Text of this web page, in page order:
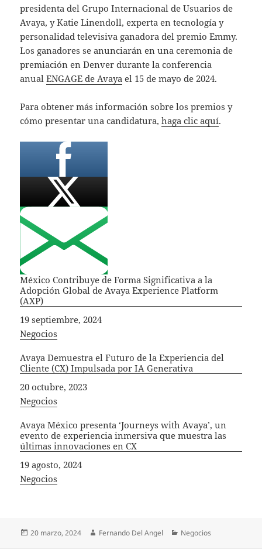
presidenta del Grupo Internacional de Usuarios de
Avaya, y Katie Linendoll, experta en tecnología y
personalidad televisiva ganadora del premio Emmy.
Los ganadores se anunciarán en una ceremonia de
premiación en Denver durante la conferencia
anualENGAGE de Avaya el 15 de mayo de 2024.
Para obtener más información sobre los premios y
cómo presentar una candidatura,haga clic aquí.
México Contribuye de Forma Significativa a la
Adopción Global de Avaya Experience Platform
(AXP)
Fecha
19 septiembre, 2024
In relation to
Negocios
Avaya Demuestra el Futuro de la Experiencia del
Cliente (CX) Impulsada por IA Generativa
Fecha
20 octubre, 2023
In relation to
Negocios
Avaya México presenta ‘Journeys with Avaya’, un
evento de experiencia inmersiva que muestra las
últimas innovaciones en CX
Fecha
19 agosto, 2024
In relation to
Negocios
Publicado
20 marzo, 2024 Autor
Fernando Del Angel Categorías
Negocios